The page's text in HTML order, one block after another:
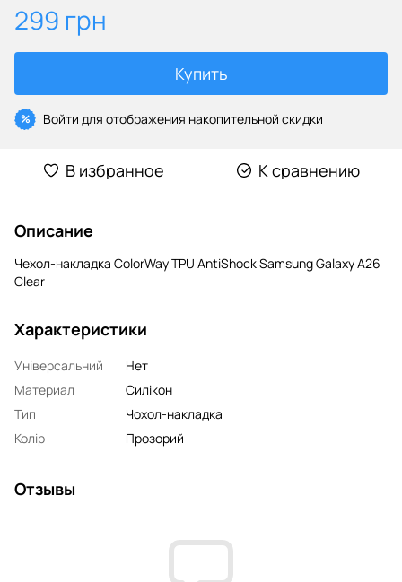
299 грн
Купить
% Войти для отображения накопительной скидки
В избранное К сравнению
Описание
Чехол-накладка ColorWay TPU AntiShock Samsung Galaxy A26
Clear
Характеристики
Універсальний
Нет
Материал
Силікон
Тип
Чохол-накладка
Колір
Прозорий
Отзывы